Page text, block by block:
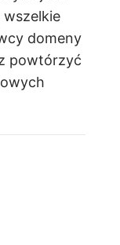
domeny
powtórzyć